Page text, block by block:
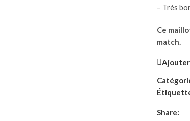
– Très
Ce
match.
Ajouter
Share: